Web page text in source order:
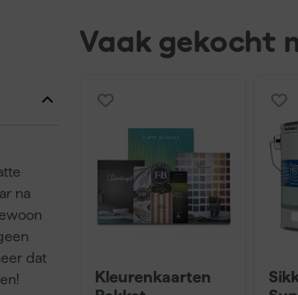
na
dat
Vaak gekocht
Kleurenkaarten